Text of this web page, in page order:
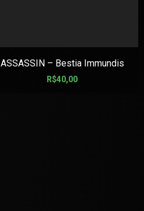
ASSASSIN – Bestia Immundis
R$40,00